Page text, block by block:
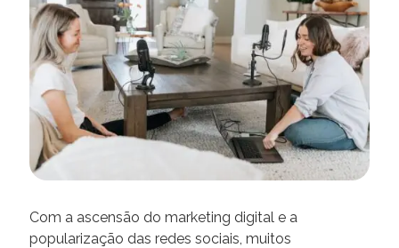
Com a ascensão do marketing digital e a
popularização das redes sociais, muitos